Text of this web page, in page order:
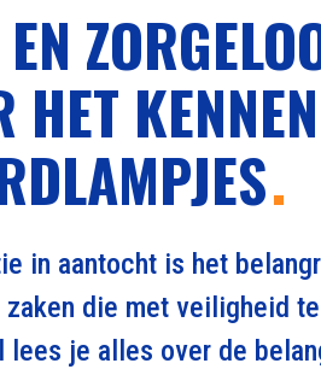
HET
in aantocht is het
die met veiligheid
lees je alles over de